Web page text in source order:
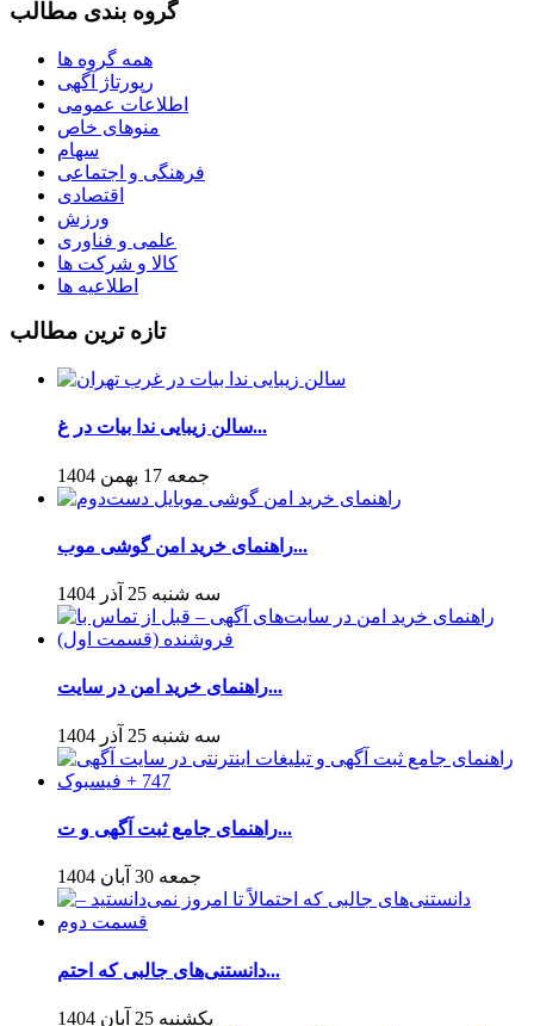
گروه بندی مطالب
همه گروه ها
رپورتاژ آگهی
اطلاعات عمومی
منوهای خاص
سهام
فرهنگی و اجتماعی
اقتصادی
ورزش
علمی و فناوری
کالا و شرکت ها
اطلاعیه ها
تازه ترین مطالب
سالن زیبایی ندا بیات در غ...
جمعه 17 بهمن 1404
راهنمای خرید امن گوشی موب...
سه شنبه 25 آذر 1404
راهنمای خرید امن در سایت‌...
سه شنبه 25 آذر 1404
راهنمای جامع ثبت آگهی و ت...
جمعه 30 آبان 1404
دانستنی‌های جالبی که احتم...
یکشنبه 25 آبان 1404